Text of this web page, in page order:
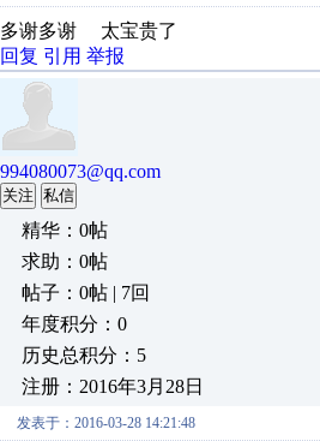
多谢多谢 太宝贵了
回复 引用 举报
994080073@qq.com
关注 私信
精华：0帖
求助：0帖
帖子：0帖 | 7回
年度积分：0
历史总积分：5
注册：2016年3月28日
发表于：2016-03-28 14:21:48